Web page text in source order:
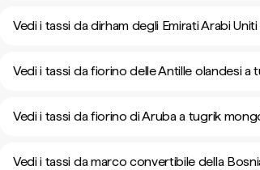
Vedi i tassi da dirham degli Emirati Arabi
Vedi i tassi da fiorino delle Antille olandesi a
Vedi i tassi da fiorino di Aruba a tugrik
Vedi i tassi da marco convertibile della